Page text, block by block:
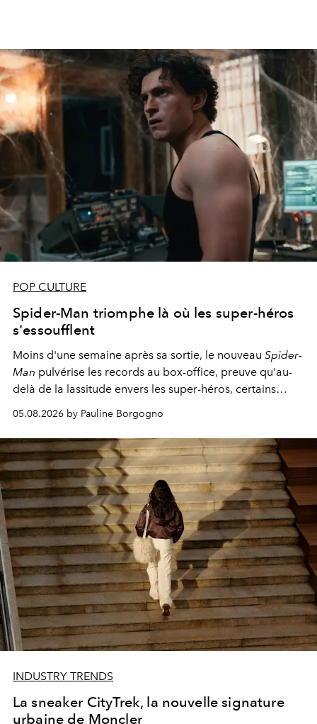
POP CULTURE
Spider-Man triomphe là où les super-héros
s'essoufflent
Moins d'une semaine après sa sortie, le nouveau Spider-
Man pulvérise les records au box-office, preuve qu'au-
delà de la lassitude envers les super-héros, certains
05.08.2026 by Pauline Borgogno
INDUSTRY TRENDS
La sneaker CityTrek, la nouvelle signature
urbaine de Moncler